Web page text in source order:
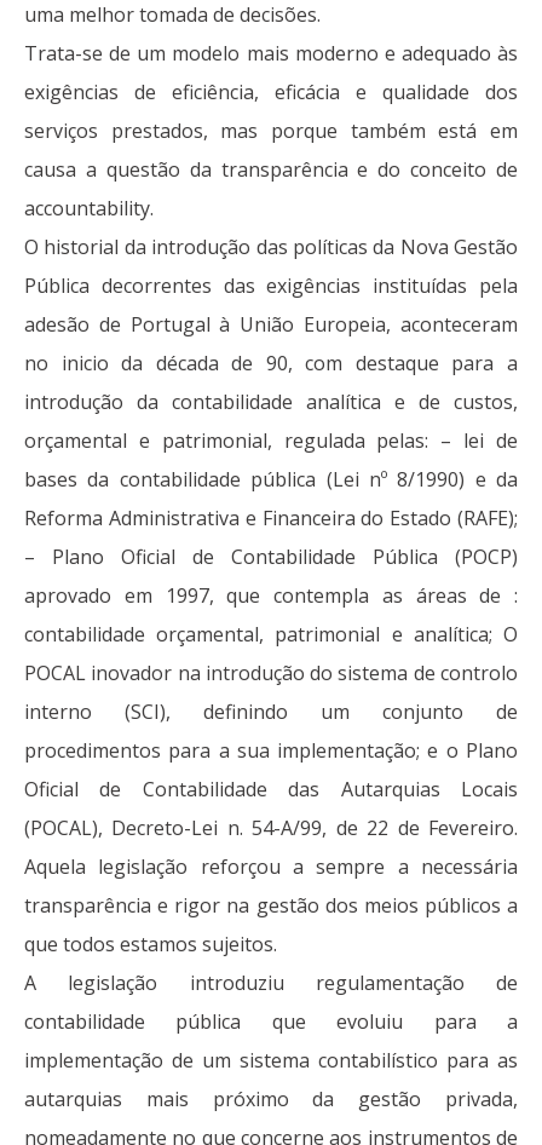
uma melhor tomada de decisões.
Trata-se de um modelo mais moderno e adequado às
exigências de eficiência, eficácia e qualidade dos
serviços prestados, mas porque também está em
causa a questão da transparência e do conceito de
accountability.
O historial da introdução das políticas da Nova Gestão
Pública decorrentes das exigências instituídas pela
adesão de Portugal à União Europeia, aconteceram
no inicio da década de 90, com destaque para a
introdução da contabilidade analítica e de custos,
orçamental e patrimonial, regulada pelas: – lei de
bases da contabilidade pública (Lei nº 8/1990) e da
Reforma Administrativa e Financeira do Estado (RAFE);
– Plano Oficial de Contabilidade Pública (POCP)
aprovado em 1997, que contempla as áreas de :
contabilidade orçamental, patrimonial e analítica; O
POCAL inovador na introdução do sistema de controlo
interno (SCI), definindo um conjunto de
procedimentos para a sua implementação; e o Plano
Oficial de Contabilidade das Autarquias Locais
(POCAL), Decreto-Lei n. 54-A/99, de 22 de Fevereiro.
Aquela legislação reforçou a sempre a necessária
transparência e rigor na gestão dos meios públicos a
que todos estamos sujeitos.
A legislação introduziu regulamentação de
contabilidade pública que evoluiu para a
implementação de um sistema contabilístico para as
autarquias mais próximo da gestão privada,
nomeadamente no que concerne aos instrumentos de